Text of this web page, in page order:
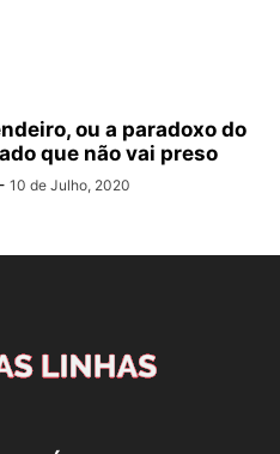
ou a paradoxo do
que não vai preso
- 10 de Julho, 2020